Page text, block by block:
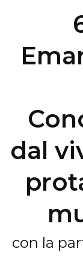
dal
con la